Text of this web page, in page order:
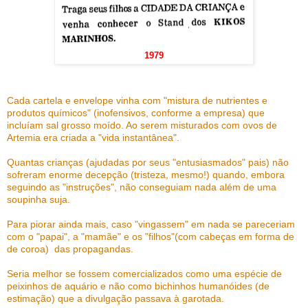
1979
Cada cartela e envelope vinha com "mistura de nutrientes e
produtos químicos" (inofensivos, conforme a empresa) que
incluíam sal grosso moído. Ao serem misturados com ovos de
Artemia era criada a "vida instantânea".
Quantas crianças (ajudadas por seus "entusiasmados" pais) não
sofreram enorme decepção (tristeza, mesmo!) quando, embora
seguindo as "instruções", não conseguiam nada além de uma
soupinha suja.
Para piorar ainda mais, caso "vingassem" em nada se pareceriam
com o "papai", a "mamãe" e os "filhos"(com cabeças em forma de
de coroa) das propagandas.
Seria melhor se fossem comercializados como uma espécie de
peixinhos de aquário e não como bichinhos humanóides (de
estimação) que a divulgação passava à garotada.